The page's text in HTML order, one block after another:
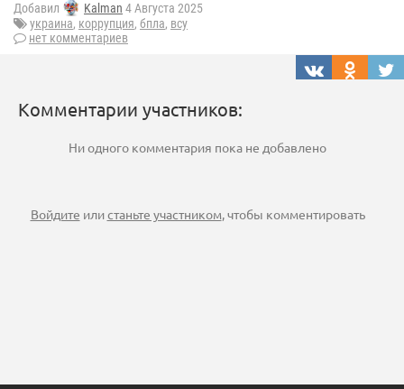
Добавил Kalman 4 Августа 2025
украина, коррупция, бпла, всу
нет комментариев
Комментарии участников:
Ни одного комментария пока не добавлено
Войдите илистаньте участником, чтобы комментировать